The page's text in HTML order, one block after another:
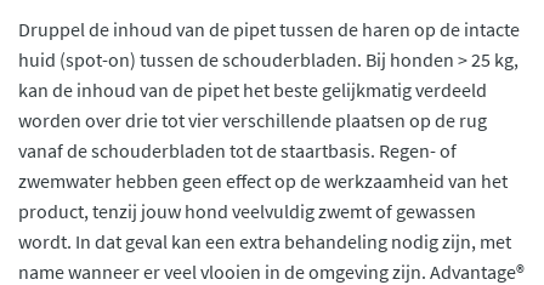
Druppel de inhoud van de pipet tussen de haren op de intacte
huid (spot-on) tussen de schouderbladen. Bij honden > 25 kg,
kan de inhoud van de pipet het beste gelijkmatig verdeeld
worden over drie tot vier verschillende plaatsen op de rug
vanaf de schouderbladen tot de staartbasis. Regen- of
zwemwater hebben geen effect op de werkzaamheid van het
product, tenzij jouw hond veelvuldig zwemt of gewassen
wordt. In dat geval kan een extra behandeling nodig zijn, met
name wanneer er veel vlooien in de omgeving zijn. Advantage®